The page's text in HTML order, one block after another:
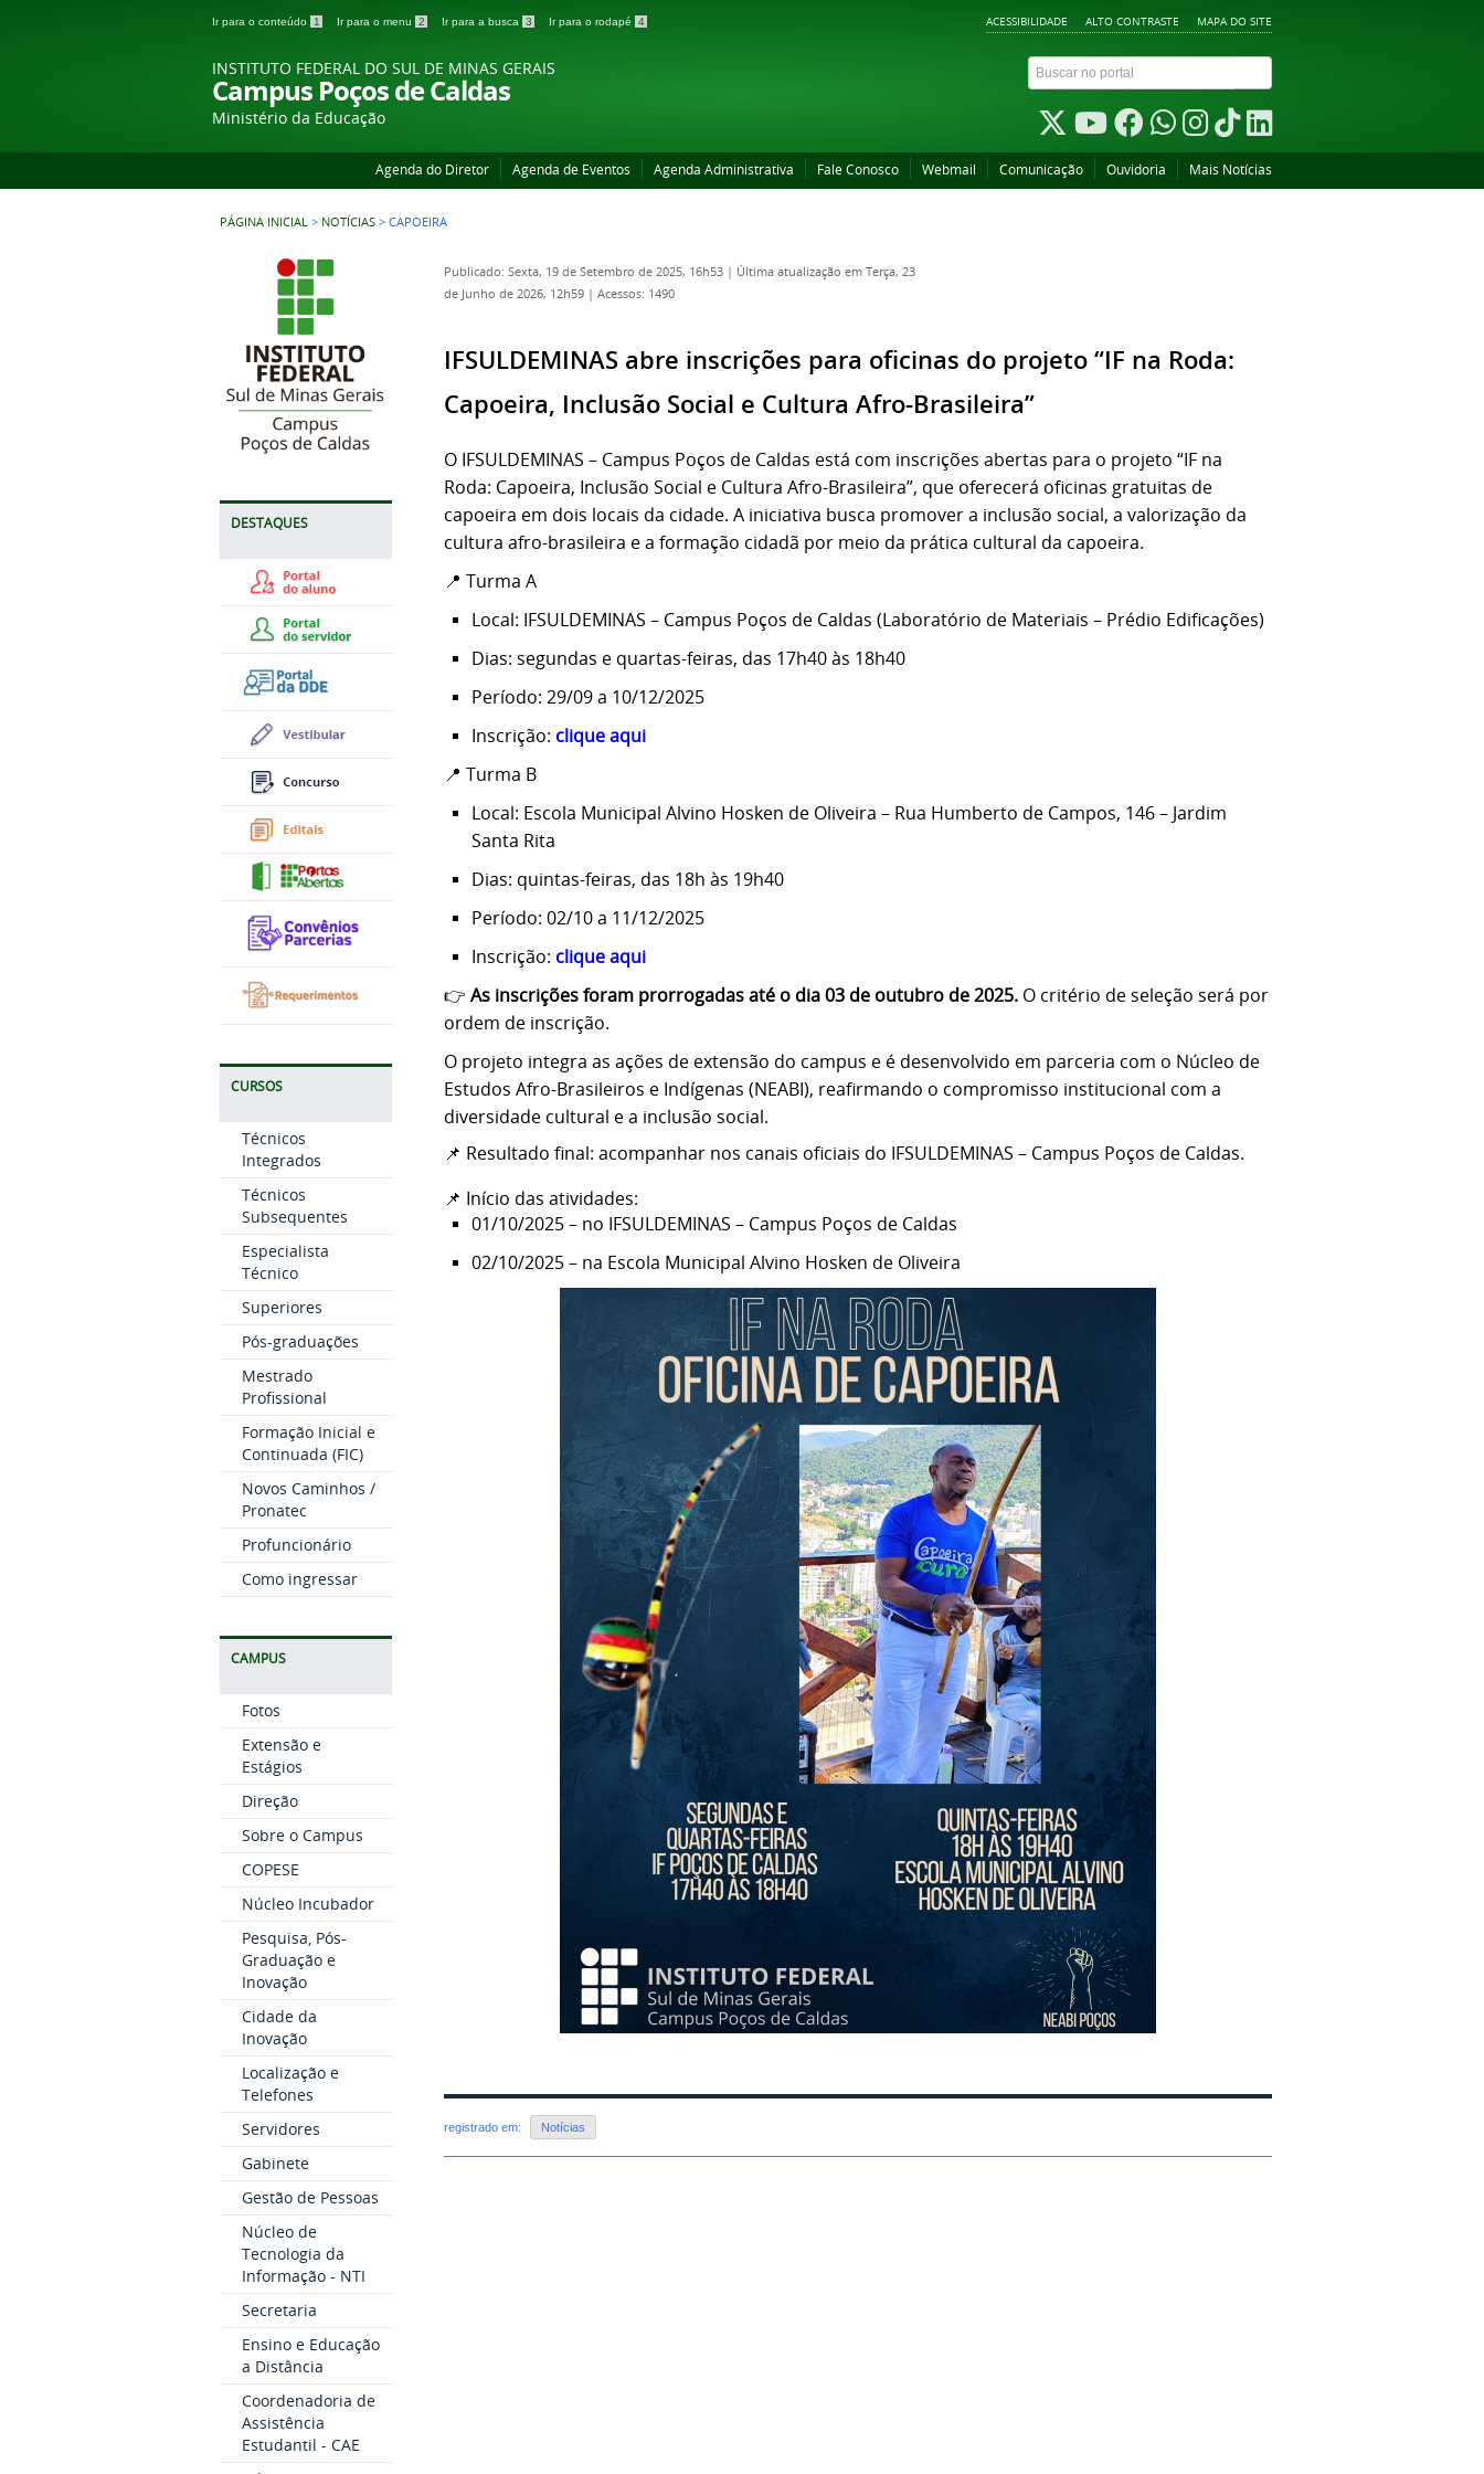
Ir para o conteúdo 1 Ir para o menu 2 Ir para a busca 3 Ir para o rodapé 4 ACESSIBILIDADE ALTO CONTRASTE MAPA DO SITE
INSTITUTO FEDERAL DO SUL DE MINAS GERAIS
Campus Poços de Caldas
Ministério da Educação
Agenda do Diretor Agenda de Eventos Agenda Administrativa Fale Conosco Webmail Comunicação Ouvidoria Mais Notícias
PÁGINA INICIAL > NOTÍCIAS > CAPOEIRA
DESTAQUES
CURSOS
Técnicos
Integrados
Técnicos
Subsequentes
Especialista
Técnico
Superiores
Pós-graduações
Mestrado
Profissional
Formação Inicial e
Continuada (FIC)
Novos Caminhos /
Pronatec
Profuncionário
Como ingressar
CAMPUS
Fotos
Extensão e
Estágios
Direção
Sobre o Campus
COPESE
Núcleo Incubador
Pesquisa, Pós-
Graduação e
Inovação
Cidade da
Inovação
Localização e
Telefones
Servidores
Gabinete
Gestão de Pessoas
Núcleo de
Tecnologia da
Informação - NTI
Secretaria
Ensino e Educação
a Distância
Coordenadoria de
Assistência
Estudantil - CAE
Publicado: Sexta, 19 de Setembro de 2025, 16h53 | Última atualização em Terça, 23
de Junho de 2026, 12h59 | Acessos: 1490
IFSULDEMINAS abre inscrições para oficinas do projeto “IF na Roda:
Capoeira, Inclusão Social e Cultura Afro-Brasileira”
O IFSULDEMINAS – Campus Poços de Caldas está com inscrições abertas para o projeto “IF na
Roda: Capoeira, Inclusão Social e Cultura Afro-Brasileira”, que oferecerá oficinas gratuitas de
capoeira em dois locais da cidade. A iniciativa busca promover a inclusão social, a valorização da
cultura afro-brasileira e a formação cidadã por meio da prática cultural da capoeira.
📍 Turma A
Local: IFSULDEMINAS – Campus Poços de Caldas (Laboratório de Materiais – Prédio Edificações)
Dias: segundas e quartas-feiras, das 17h40 às 18h40
Período: 29/09 a 10/12/2025
Inscrição: clique aqui
📍 Turma B
Local: Escola Municipal Alvino Hosken de Oliveira – Rua Humberto de Campos, 146 – Jardim
Santa Rita
Dias: quintas-feiras, das 18h às 19h40
Período: 02/10 a 11/12/2025
Inscrição: clique aqui
👉 As inscrições foram prorrogadas até o dia 03 de outubro de 2025. O critério de seleção será por
ordem de inscrição.
O projeto integra as ações de extensão do campus e é desenvolvido em parceria com o Núcleo de
Estudos Afro-Brasileiros e Indígenas (NEABI), reafirmando o compromisso institucional com a
diversidade cultural e a inclusão social.
📌 Resultado final: acompanhar nos canais oficiais do IFSULDEMINAS – Campus Poços de Caldas.
📌 Início das atividades:
01/10/2025 – no IFSULDEMINAS – Campus Poços de Caldas
02/10/2025 – na Escola Municipal Alvino Hosken de Oliveira
registrado em: Notícias